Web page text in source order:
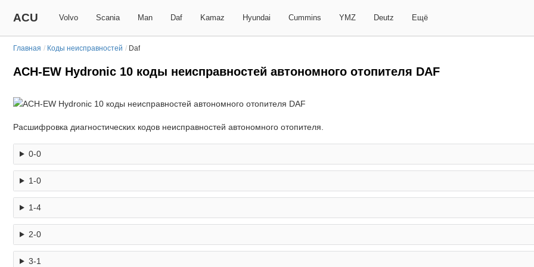
ACU Volvo Scania Man Daf Kamaz Hyundai Cummins YMZ Deutz Ещё
Главная / Коды неисправностей / Daf
ACH-EW Hydronic 10 коды неисправностей автономного отопителя DAF
Расшифровка диагностических кодов неисправностей автономного отопителя.
0-0
1-0
1-4
2-0
3-1